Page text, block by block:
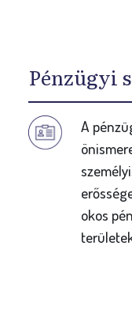
Pénzügyi
A
okos